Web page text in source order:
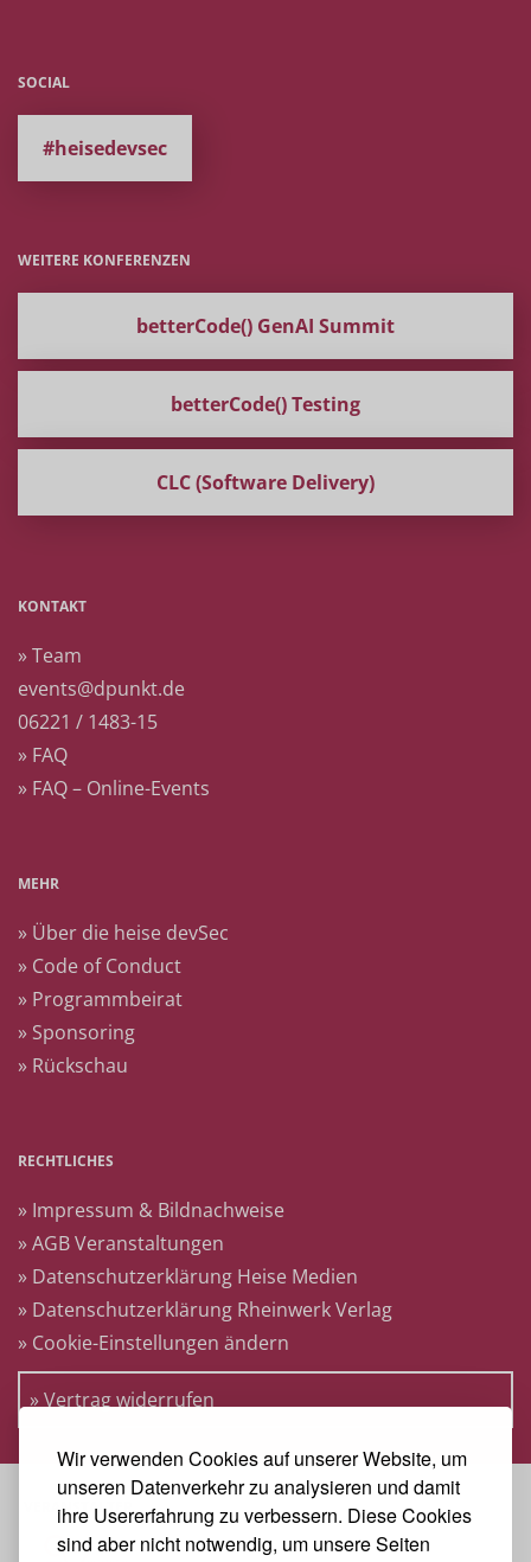
Wir verwenden Cookies auf unserer Website, um
unseren Datenverkehr zu analysieren und damit
ihre Usererfahrung zu verbessern. Diese Cookies
sind aber nicht notwendig, um unsere Seiten
SOCIAL
#heisedevsec
WEITERE KONFERENZEN
betterCode() GenAI Summit
betterCode() Testing
CLC (Software Delivery)
KONTAKT
» Team
events@dpunkt.de
06221 / 1483-15
» FAQ
» FAQ – Online-Events
MEHR
» Über die heise devSec
» Code of Conduct
» Programmbeirat
» Sponsoring
» Rückschau
RECHTLICHES
» Impressum & Bildnachweise
» AGB Veranstaltungen
» Datenschutzerklärung Heise Medien
» Datenschutzerklärung Rheinwerk Verlag
» Cookie-Einstellungen ändern
» Vertrag widerrufen
VERANSTALTER